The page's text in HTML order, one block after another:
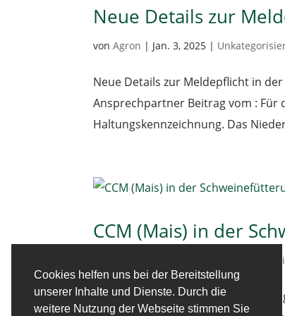
Cookies helfen uns bei der Bereitstellung
unserer Inhalte und Dienste. Durch die
weitere Nutzung der Webseite stimmen Sie
Neue Details zur
von Agron | Jan. 3, 2025 |
Neue Details zur Meldepflicht in
Ansprechpartner Beitrag vom : Für
Haltungskennzeichnung. Das
CCM (Mais) in der
CCM (Mais) in der